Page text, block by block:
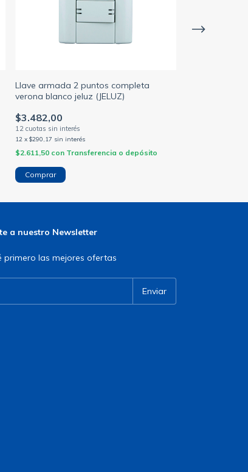
Llave armada 2 puntos completa
verona blanco jeluz (JELUZ)
$3.482,00
12 x $290,17 sin interés
$2.611,50 con Transferencia o depósito
a nuestro Newsletter
primero las mejores ofertas